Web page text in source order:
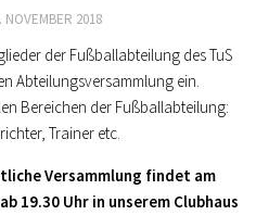
NOVEMBER 2018
der Fußballabteilung des TuS
Abteilungsversammlung ein.
Bereichen der Fußballabteilung:
Trainer etc.
Versammlung findet am
19.30 Uhr in unserem Clubhaus